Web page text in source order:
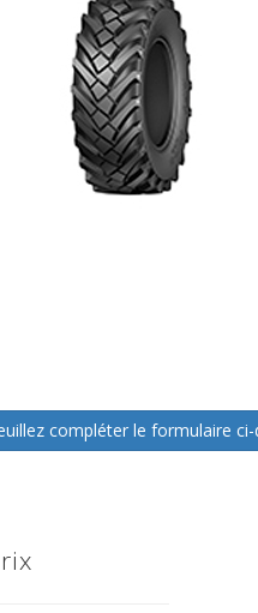
compléter le formulaire